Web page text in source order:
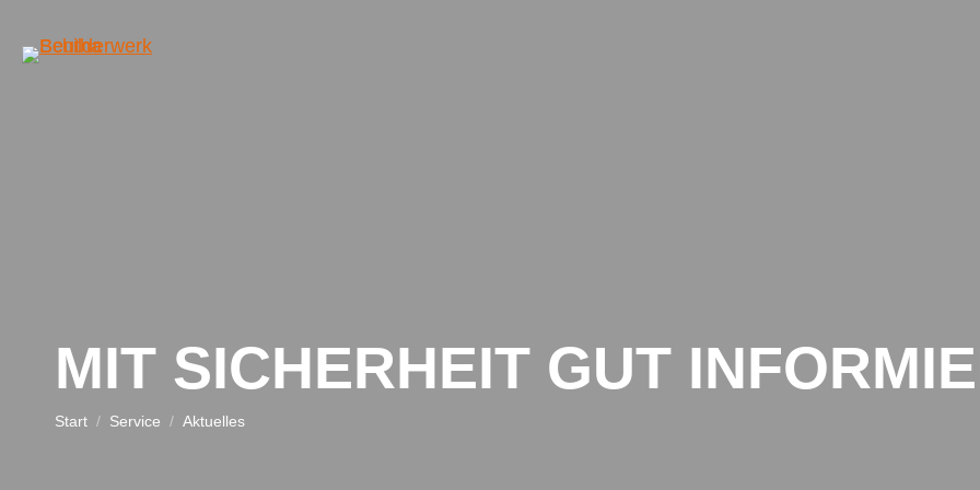
MIT SICHERHEIT GUT
Sie befinden sich hier:
Start Service Aktuelles